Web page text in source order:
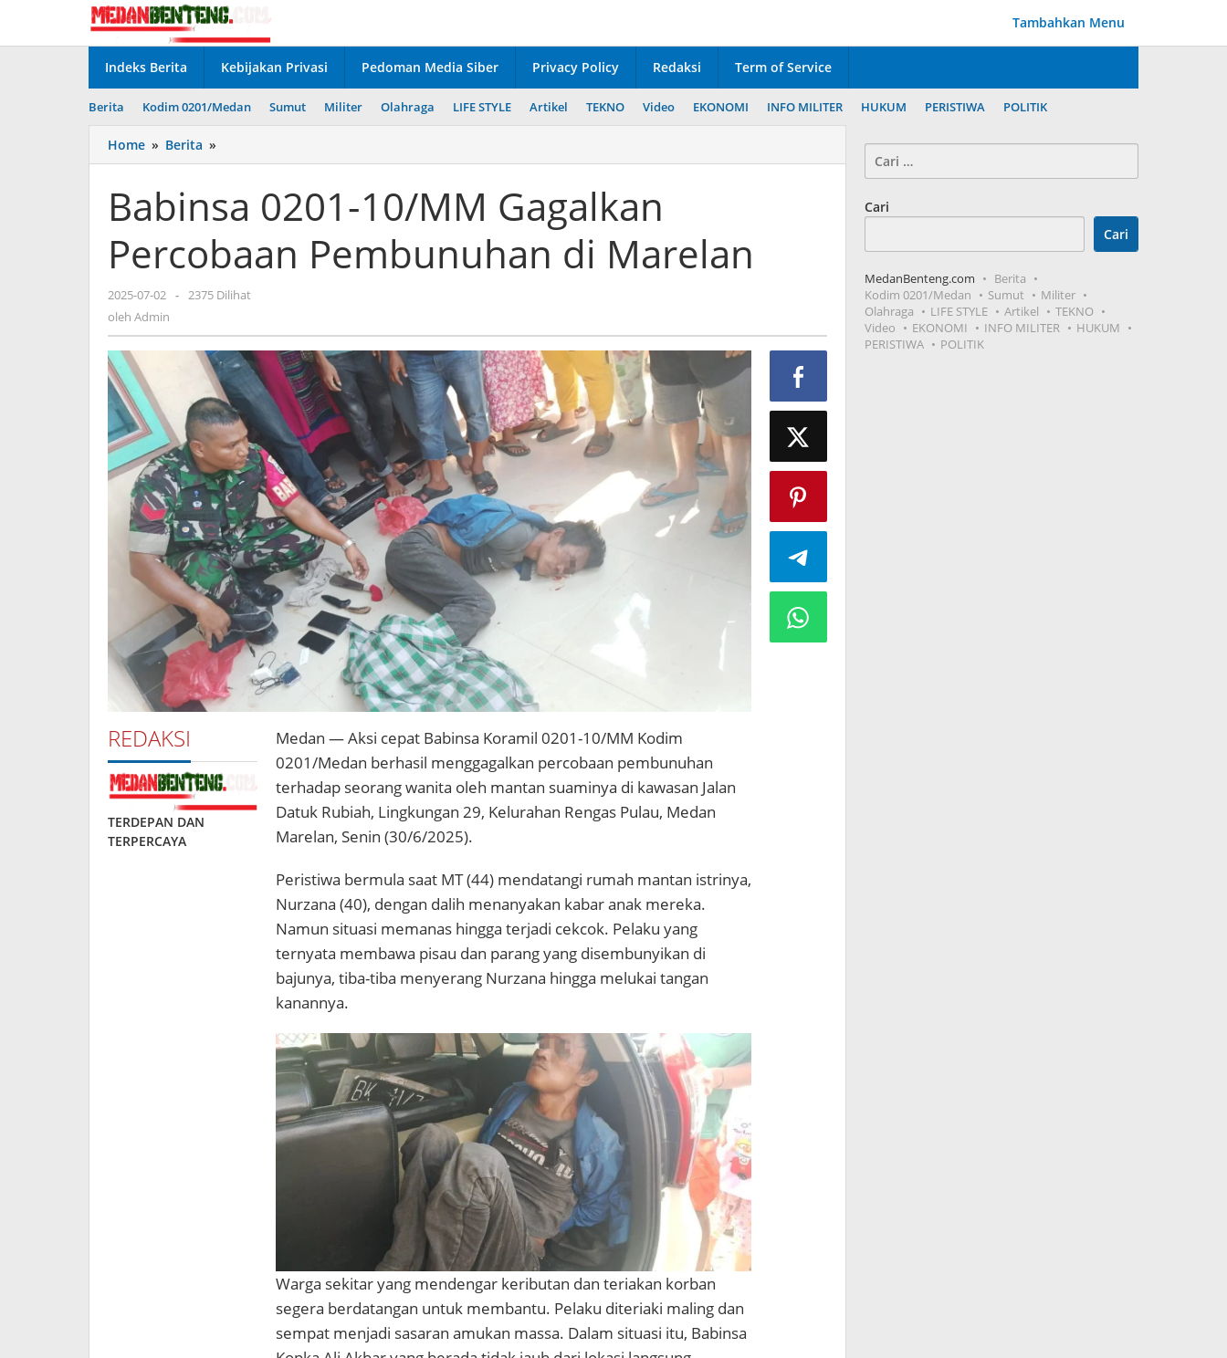
konten
Tambahkan Menu
Indeks Berita Kebijakan Privasi Pedoman Media Siber Privacy Policy Redaksi Term of Service
Berita Kodim 0201/Medan Sumut Militer Olahraga LIFE STYLE Artikel TEKNO Video EKONOMI INFO MILITER HUKUM PERISTIWA POLITIK
Home » Berita »
0201-
Gagalkan
Percobaan
di
Babinsa 0201-10/MM Gagalkan
Percobaan Pembunuhan di Marelan
2025-07-02 oleh
- 2375 Dilihat
oleh Admin
REDAKSI
TERDEPAN DAN
TERPERCAYA
Medan — Aksi cepat Babinsa Koramil 0201-10/MM Kodim
0201/Medan berhasil menggagalkan percobaan pembunuhan
terhadap seorang wanita oleh mantan suaminya di kawasan Jalan
Datuk Rubiah, Lingkungan 29, Kelurahan Rengas Pulau, Medan
Marelan, Senin (30/6/2025).
Peristiwa bermula saat MT (44) mendatangi rumah mantan istrinya,
Nurzana (40), dengan dalih menanyakan kabar anak mereka.
Namun situasi memanas hingga terjadi cekcok. Pelaku yang
ternyata membawa pisau dan parang yang disembunyikan di
bajunya, tiba-tiba menyerang Nurzana hingga melukai tangan
kanannya.
Warga sekitar yang mendengar keributan dan teriakan korban
segera berdatangan untuk membantu. Pelaku diteriaki maling dan
sempat menjadi sasaran amukan massa. Dalam situasi itu, Babinsa
untuk:
Cari
Cari
MedanBenteng.com
Berita
Kodim 0201/Medan
Sumut
Militer
Olahraga
LIFE STYLE Artikel
TEKNO
Video
EKONOMI INFO MILITER
HUKUM
PERISTIWA
POLITIK